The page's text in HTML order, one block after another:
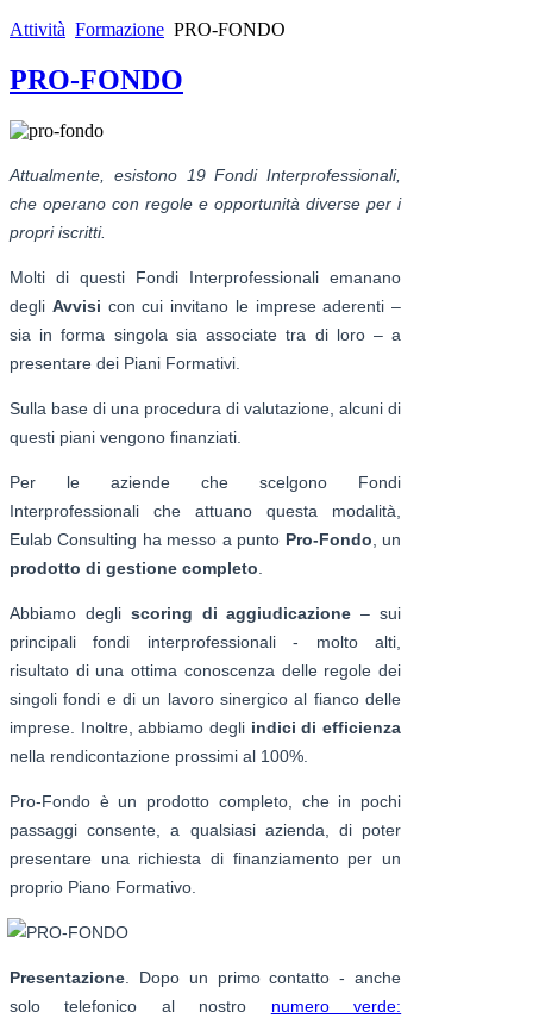
Attività Formazione PRO-FONDO
PRO-FONDO
Attualmente, esistono 19 Fondi Interprofessionali,
che operano con regole e opportunità diverse per i
propri iscritti.
Molti di questi Fondi Interprofessionali emanano
degli Avvisi con cui invitano le imprese aderenti –
sia in forma singola sia associate tra di loro – a
presentare dei Piani Formativi.
Sulla base di una procedura di valutazione, alcuni di
questi piani vengono finanziati.
Per le aziende che scelgono Fondi
Interprofessionali che attuano questa modalità,
Eulab Consulting ha messo a punto Pro-Fondo , un
prodotto di gestione completo
Abbiamo degli scoring di aggiudicazione – sui
principali fondi interprofessionali - molto alti,
risultato di una ottima conoscenza delle regole dei
singoli fondi e di un lavoro sinergico al fianco delle
imprese. Inoltre, abbiamo degli indici di efficienza
nella rendicontazione prossimi al 100%.
Pro-Fondo è un prodotto completo, che in pochi
passaggi consente, a qualsiasi azienda, di poter
presentare una richiesta di finanziamento per un
proprio Piano Formativo.
Presentazione . Dopo un primo contatto - anche
solo telefonico al nostro numero verde: